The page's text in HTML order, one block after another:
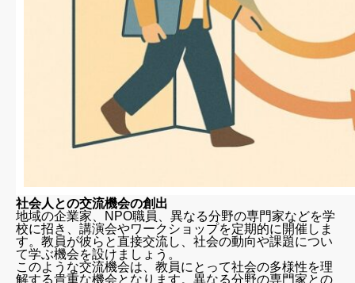
社会人との交流機会の創出
地域の企業家、NPO職員、異なる分野の専門家などを学
校に招き、講演会やワークショップを定期的に開催しま
す。教員が彼らと直接交流し、社会の動向や課題につい
て学ぶ機会を設けましょう。
このような交流機会は、教員にとって社会の多様性を理
解する貴重な機会となります。異なる分野の専門家との